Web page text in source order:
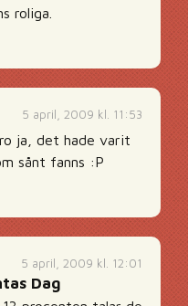
roliga.
5 april, 2009 kl. 11:53
ja, det hade varit
sånt fanns :P
5 april, 2009 kl. 12:01
Dag